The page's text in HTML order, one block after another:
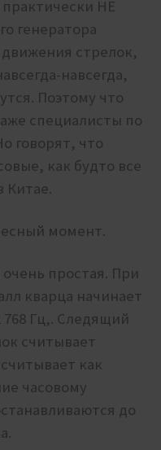
НЕ
генератора
стрелок,
навсегда,
Поэтому что
специалисты по
говорят, что
как будто все
Китае.
момент.
простая. При
кварца начинает
768 Гц,. Следящий
считывает
как
часовому
до